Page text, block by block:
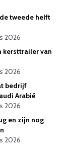
tweede helft
2026
kersttrailer van
2026
bedrijf
Arabië
2026
en zijn nog
2026